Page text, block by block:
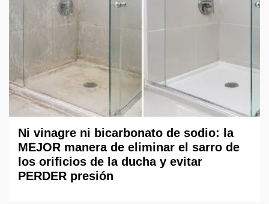
Ni vinagre ni bicarbonato de sodio: la
MEJOR manera de eliminar el sarro de
los orificios de la ducha y evitar
PERDER presión